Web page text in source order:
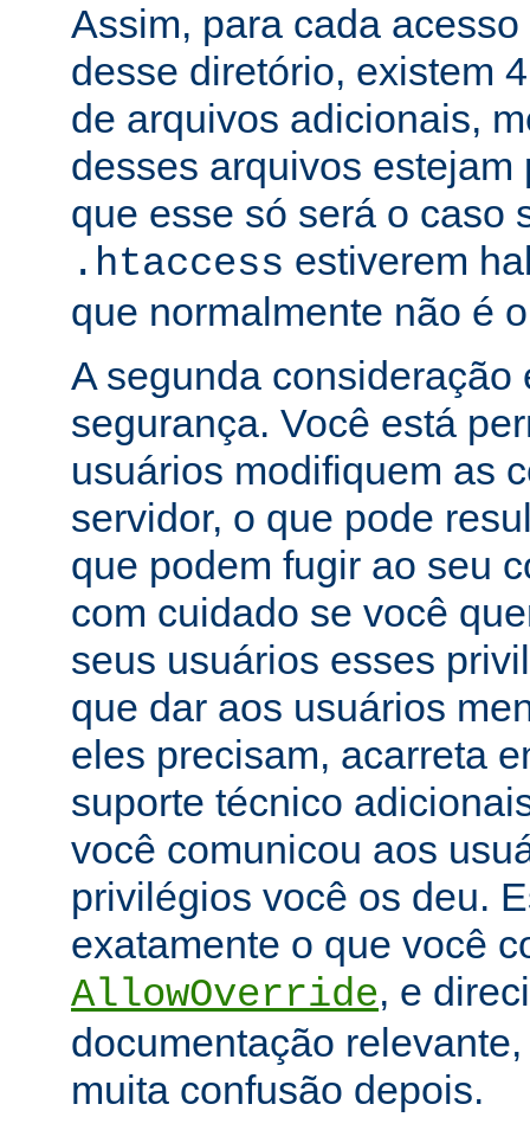
Assim, para cada
desse diretório, existem
de arquivos adicionais,
desses arquivos estejam
que esse só será o caso
.htaccess estiverem
que normalmente não é
A segunda consideração
segurança. Você está
usuários modifiquem as
servidor, o que pode
que podem fugir ao seu
com cuidado se você
seus usuários esses
que dar aos usuários
eles precisam, acarreta
suporte técnico
você comunicou aos
privilégios você os deu.
exatamente o que você
AllowOverride, e
documentação
muita confusão depois.